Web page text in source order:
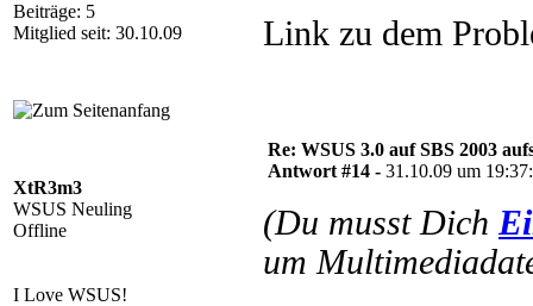
Beiträge: 5
Mitglied seit: 30.10.09
Link zu dem
XtR3m3
WSUS Neuling
Offline
I Love WSUS!
Re: WSUS 3.0 auf SBS 2003
Antwort #14 - 31.10.09 um
(Du musst Dich
um